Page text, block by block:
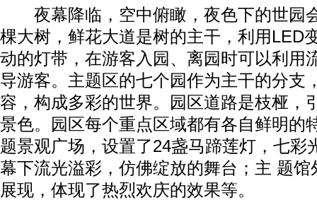
夜幕降临，空中俯瞰，夜色下的世园
棵大树，鲜花大道是树的主干，利用LED
动的灯带，在游客入园、离园时可以利用
导游客。主题区的七个园作为主干的分支
容，构成多彩的世界。园区道路是枝桠，
景色。园区每个重点区域都有各自鲜明的
题景观广场，设置了24盏马蹄莲灯，七彩
幕下流光溢彩，仿佛绽放的舞台；主 题馆
展现，体现了热烈欢庆的效果等。